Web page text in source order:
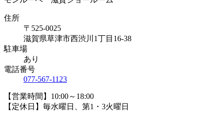
住所
〒525-0025
滋賀県草津市西渋川1丁目16-38
駐車場
あり
電話番号
077-567-1123
【営業時間】10:00～18:00
【定休日】毎水曜日、第1・3火曜日